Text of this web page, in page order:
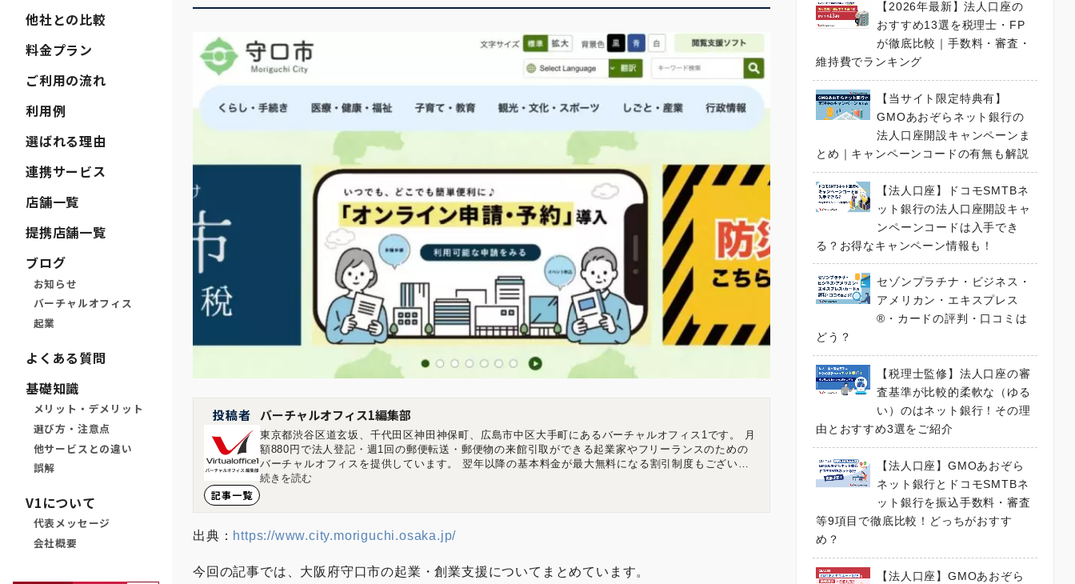
他社との比較
料金プラン
ご利用の流れ
利用例
選ばれる理由
連携サービス
店舗一覧
提携店舗一覧
ブログ
お知らせ
バーチャルオフィス
起業
よくある質問
基礎知識
メリット・デメリット
選び方・注意点
他サービスとの違い
誤解
V1について
代表メッセージ
会社概要
投稿者
記事一覧
バーチャルオフィス1編集部
東京都渋谷区道玄坂、千代田区神田神保町、広島市中区大手町にあるバーチャルオフィス1です。 月
額880円で法人登記・週1回の郵便転送・郵便物の来館引取ができる起業家やフリーランスのための
バーチャルオフィスを提供しています。 翌年以降の基本料金が最大無料になる割引制度もございま
す。 ■店舗一覧 バーチャルオフィス1渋谷店 東京都渋谷区道玄坂1-16-6 二葉ビル8B バーチャルオフ
ィス1神保町店 東京都千代田区神田神保町2-10-31 IWビル1F バーチャルオフィス1広島店 広島県広
続きを読む
出典： https://www.city.moriguchi.osaka.jp/
今回の記事では、大阪府守口市の起業・創業支援についてまとめています。
【2026年最新】法人口座の
おすすめ13選を税理士・FP
が徹底比較｜手数料・審査・
維持費でランキング
【当サイト限定特典有】
GMOあおぞらネット銀行の
法人口座開設キャンペーンま
とめ｜キャンペーンコードの有無も解説
【法人口座】ドコモSMTBネ
ット銀行の法人口座開設キャ
ンペーンコードは入手でき
る？お得なキャンペーン情報も！
セゾンプラチナ・ビジネス・
アメリカン・エキスプレス
®・カードの評判・口コミは
どう？
【税理士監修】法人口座の審
査基準が比較的柔軟な（ゆる
い）のはネット銀行！その理
由とおすすめ3選をご紹介
【法人口座】GMOあおぞら
ネット銀行とドコモSMTBネ
ット銀行を振込手数料・審査
等9項目で徹底比較！どっちがおすす
め？
【法人口座】GMOあおぞら